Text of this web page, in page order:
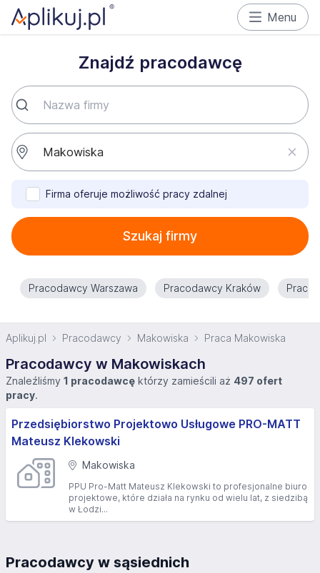
Menu
Znajdź pracodawcę
Firma oferuje możliwość pracy zdalnej
Szukaj firmy
Pracodawcy Warszawa Pracodawcy Kraków
Aplikuj.pl Pracodawcy Makowiska Praca Makowiska
Pracodawcy w Makowiskach
Znaleźliśmy 1 pracodawcę którzy zamieścili aż 497 ofert
pracy.
Przedsiębiorstwo Projektowo Usługowe PRO-MATT
Mateusz Klekowski
Makowiska
PPU Pro-Matt Mateusz Klekowski to profesjonalne biuro
projektowe, które działa na rynku od wielu lat, z siedzibą
w Łodzi...
Pracodawcy w sąsiednich